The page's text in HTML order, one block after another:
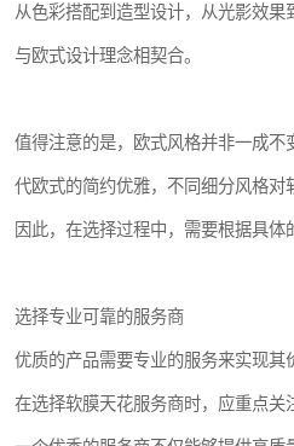
从色彩搭配到造型设计，从光影效
与欧式设计理念相契合。
值得注意的是，欧式风格并非一成
代欧式的简约优雅，不同细分风格对
因此，在选择过程中，需要根据具体
选择专业可靠的服务商
优质的产品需要专业的服务来实现其
在选择软膜天花服务商时，应重点关